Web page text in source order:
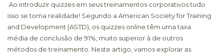
Ao introduzir quizzes em seus treinamentos corporativos tudo
isso se torna realidade! Segundo a American Society for Training
and Development (ASTD), os quizzes online têm uma taxa
média de conclusão de 91%, muito superior à de outros
métodos de treinamento. Neste artigo, vamos explorar as